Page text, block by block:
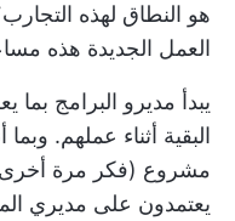
هو النطاق لهذه
العمل الجديدة هذه
يبدأ مديرو البرامج
البقية أثناء عملهم.
مشروع (فكر مرة أخرى
يعتمدون على مديري